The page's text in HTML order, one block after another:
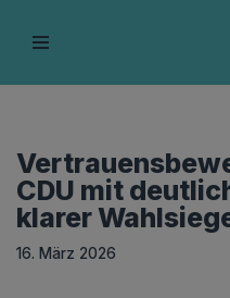
Inhalt
CDU mit
klarer
16. März 2026